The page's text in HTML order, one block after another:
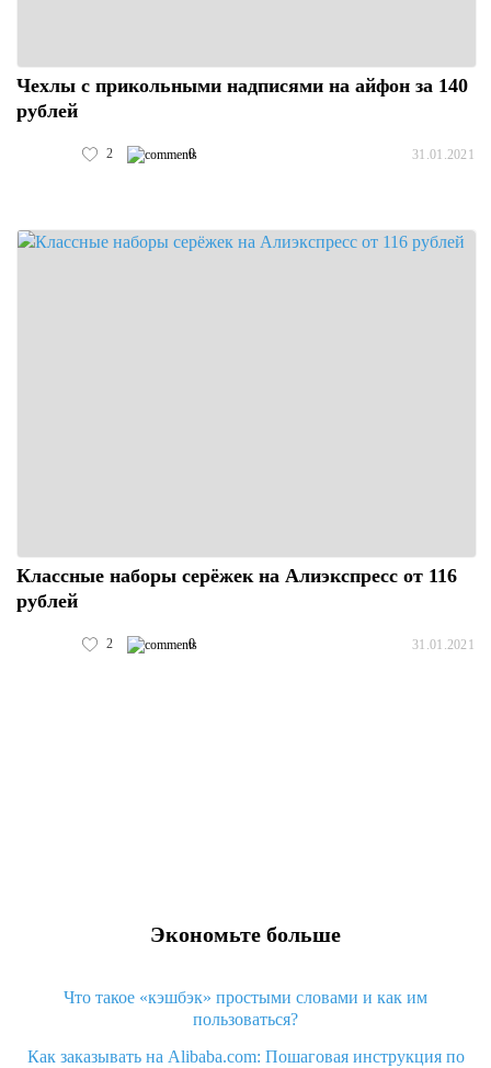
Чехлы с прикольными надписями на айфон за 140
рублей
2 0 31.01.2021
Классные наборы серёжек на Алиэкспресс от 116
рублей
2 0 31.01.2021
Экономьте больше
Что такое «кэшбэк» простыми словами и как им
пользоваться?
Как заказывать на Alibaba.com: Пошаговая инструкция по